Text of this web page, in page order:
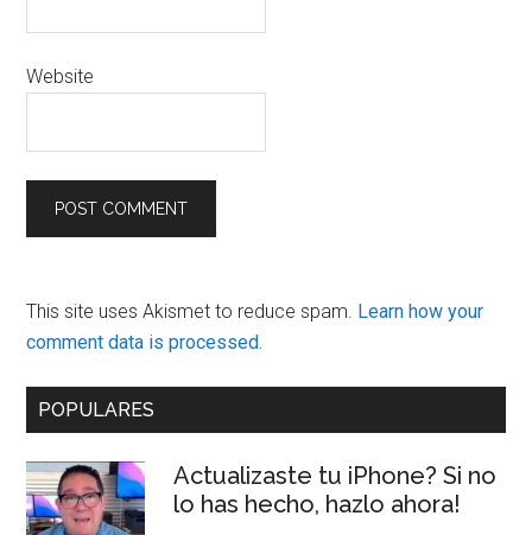
Website
This site uses Akismet to reduce spam. Learn how your
comment data is processed.
Primary
POPULARES
Actualizaste tu iPhone? Si no
lo has hecho, hazlo ahora!